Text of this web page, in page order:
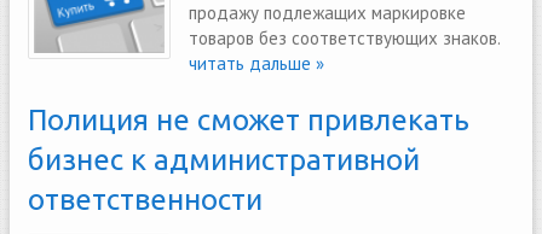
продажу подлежащих маркировке
товаров без соответствующих знаков.
читать дальше »
Полиция не сможет привлекать
бизнес к административной
ответственности